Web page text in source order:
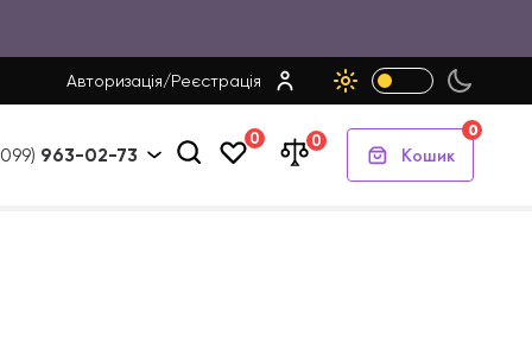
Авторизація/Реєстрація
963-02-73
0 0
Кошик
0